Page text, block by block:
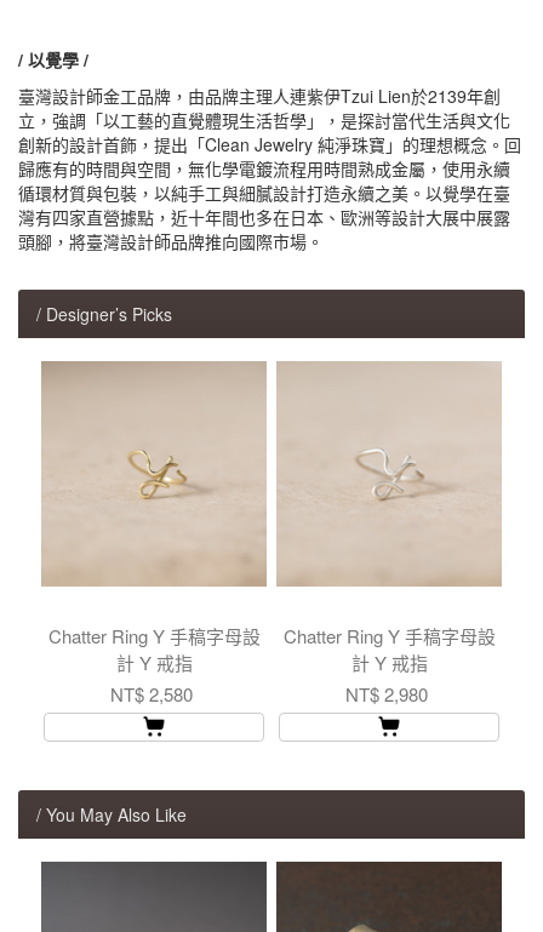
/ 以覺學 /
臺灣設計師金工品牌，由品牌主理人連紫伊Tzui Lien於2139年創
立，強調「以工藝的直覺體現生活哲學」，是探討當代生活與文化
創新的設計首飾，提出「Clean Jewelry 純淨珠寶」的理想概念。回
歸應有的時間與空間，無化學電鍍流程用時間熟成金屬，使用永續
循環材質與包裝，以純手工與細膩設計打造永續之美。以覺學在臺
灣有四家直營據點，近十年間也多在日本、歐洲等設計大展中展露
頭腳，將臺灣設計師品牌推向國際市場。
/ Designer’s Picks
Chatter Ring Y 手稿字母設
計 Y 戒指
NT$ 2,580
Chatter Ring Y 手稿字母設
計 Y 戒指
NT$ 2,980
/ You May Also Like